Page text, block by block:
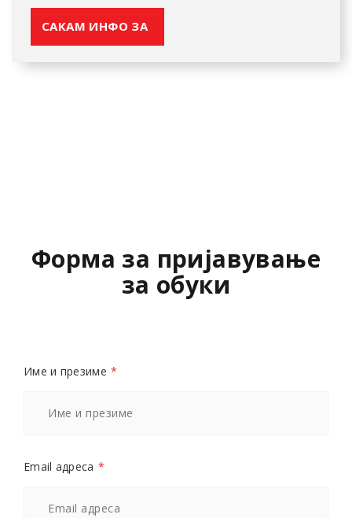
САКАМ ИНФО ЗА
Форма за пријавување
за обуки
Име и презиме *
Email адреса *